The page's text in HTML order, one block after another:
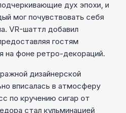
дух эпохи, и
мог почувствовать себя
VR-шаттл добавил
гостям
на фоне ретро-декораций.
дизайнерской
вписалась в атмосферу
по кручению сигар от
стал кульминацией